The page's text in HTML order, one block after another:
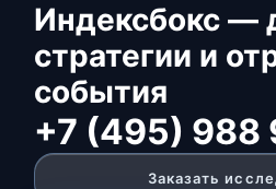
Индексбокс —
стратегии и
события
+7 (495) 988
Заказать